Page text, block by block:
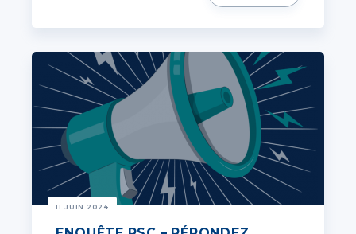
11 JUIN 2024